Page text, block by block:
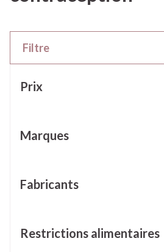
Filtre
Prix
Marques
Fabricants
Restrictions alimentaires